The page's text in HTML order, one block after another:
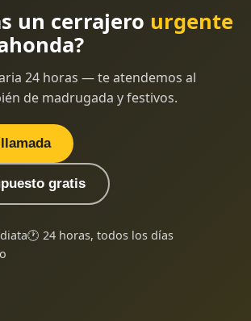
un cerrajero urgente
24 horas — te atendemos al
de madrugada y festivos.
gratis
🕐 24 horas, todos los días